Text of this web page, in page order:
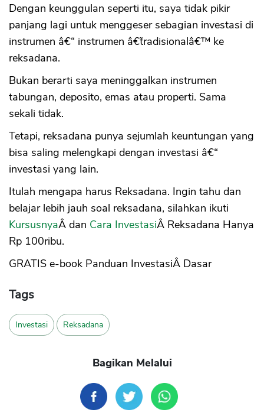
Dengan keunggulan seperti itu, saya tidak pikir
panjang lagi untuk menggeser sebagian investasi di
instrumen â€“ instrumen â€˜tradisionalâ€™ ke
reksadana.
Bukan berarti saya meninggalkan instrumen
tabungan, deposito, emas atau properti. Sama
sekali tidak.
Tetapi, reksadana punya sejumlah keuntungan yang
bisa saling melengkapi dengan investasi â€“
investasi yang lain.
Itulah mengapa harus Reksadana. Ingin tahu dan
belajar lebih jauh soal reksadana, silahkan ikuti
KursusnyaÂ dan Cara InvestasiÂ Reksadana Hanya
Rp 100ribu.
GRATIS e-book Panduan InvestasiÂ Dasar
Tags
Investasi Reksadana
Bagikan Melalui